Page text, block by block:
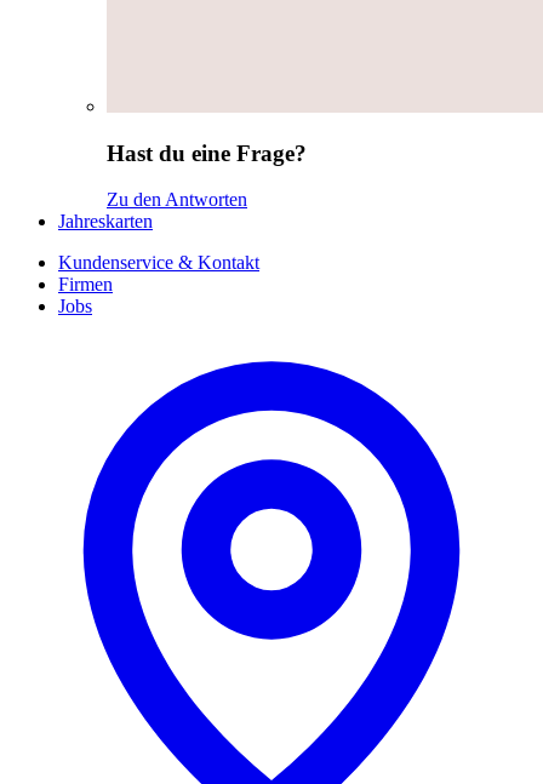
Hast du eine Frage?
Zu den Antworten
Jahreskarten
Kundenservice & Kontakt
Firmen
Jobs